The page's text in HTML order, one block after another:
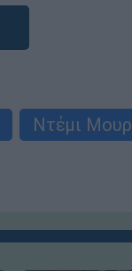
Ντέμι Μουρ